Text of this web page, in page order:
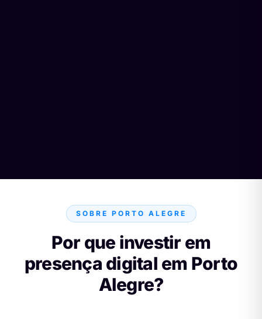
SOBRE PORTO ALEGRE
Por que investir em
presença digital em Porto
Alegre?